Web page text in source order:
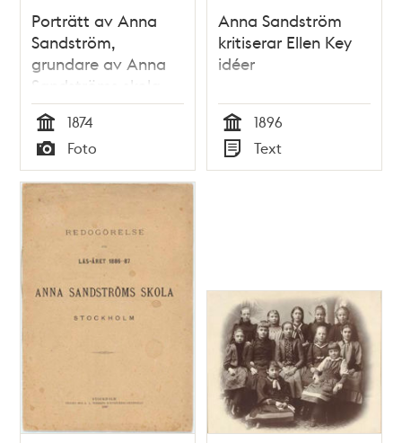
Porträtt av Anna
Sandström,
grundare av Anna
Sandströms skola
Tid
1874
Typ
Foto
Anna Sandström
kritiserar Ellen Key
idéer
Tid
1896
Typ
Text